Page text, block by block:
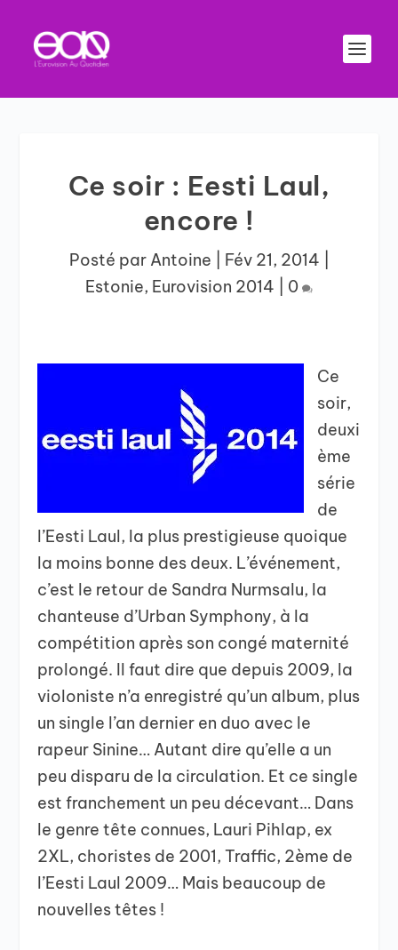
Ce soir : Eesti Laul,
encore !
Posté par Antoine Fév 21, 2014
Estonie, Eurovision 2014 0
Ce
soir,
deuxi
ème
série
de
l’Eesti Laul, la plus prestigieuse quoique
la moins bonne des deux. L’événement,
c’est le retour de Sandra Nurmsalu, la
chanteuse d’Urban Symphony, à la
compétition après son congé maternité
prolongé. Il faut dire que depuis 2009, la
violoniste n’a enregistré qu’un album, plus
un single l’an dernier en duo avec le
rapeur Sinine… Autant dire qu’elle a un
peu disparu de la circulation. Et ce single
est franchement un peu décevant… Dans
le genre tête connues, Lauri Pihlap, ex
2XL, choristes de 2001, Traffic, 2ème de
l’Eesti Laul 2009… Mais beaucoup de
nouvelles têtes !